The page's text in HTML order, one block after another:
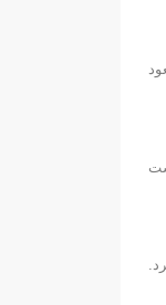
را مغلوب کرد.